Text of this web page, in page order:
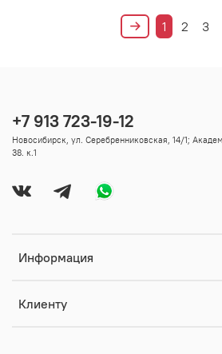
1 2 3
Информация
Клиенту
+7 913 723-19-12
Новосибирск, ул. Серебренниковская, 14/1;
38. к.1